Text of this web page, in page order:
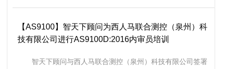
【AS9100】智天下顾问为西人马联合测控（泉州）科
技有限公司进行AS9100D:2016内审员培训
智天下顾问与西人马联合测控（泉州）科技有限公司签署